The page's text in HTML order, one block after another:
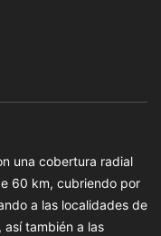
una cobertura radial
60 km, cubriendo por
a las localidades de
así también a las